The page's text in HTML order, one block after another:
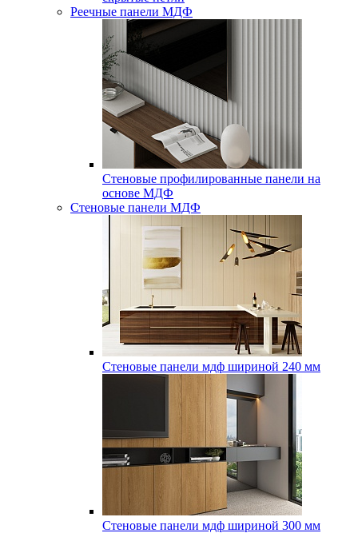
Реечные панели МДФ
Стеновые профилированные панели на
основе МДФ
Стеновые панели МДФ
Стеновые панели мдф шириной 240 мм
Стеновые панели мдф шириной 300 мм